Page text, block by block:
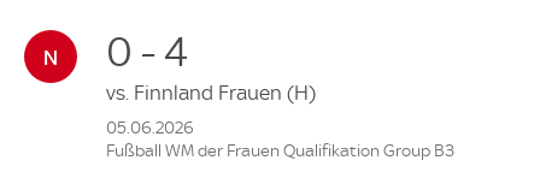
0 - 4
vs. Finnland Frauen (H)
05.06.2026
Fußball WM der Frauen Qualifikation Group B3